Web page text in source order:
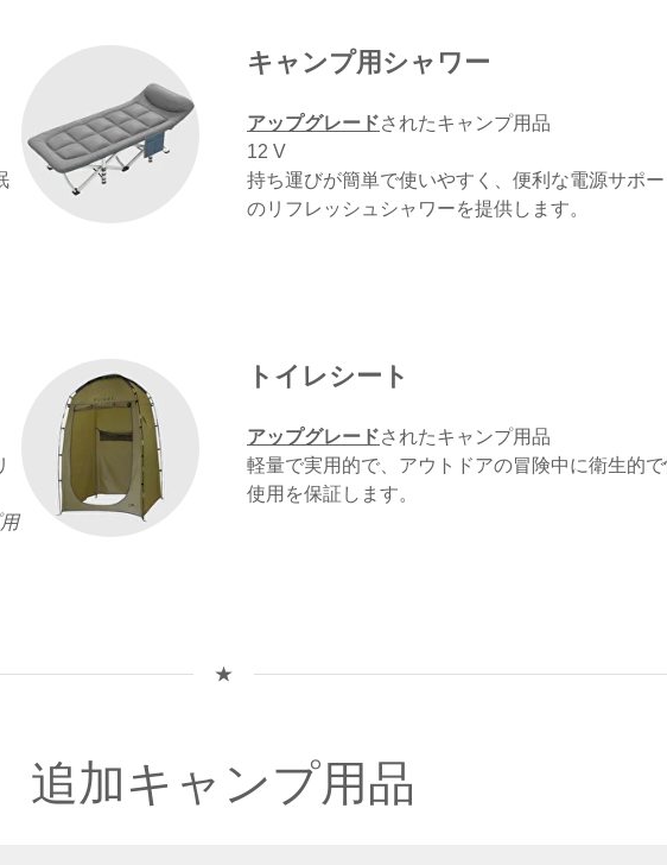
キャンプ用シャワー
アップグレードされたキャンプ用品
12 V
持ち運びが簡単で使いやすく、便利な電源サポー
のリフレッシュシャワーを提供します。
トイレシート
アップグレードされたキャンプ用品
軽量で実用的で、アウトドアの冒険中に衛生的
使用を保証します。
追加キャンプ用品